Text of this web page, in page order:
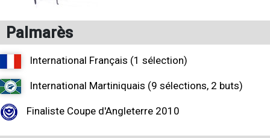
Palmarès
International Français (1 sélection)
International Martiniquais (9 sélections, 2 buts)
Finaliste Coupe d'Angleterre 2010